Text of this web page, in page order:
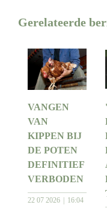
Gerelateerde
VANGEN
VAN
KIPPEN BIJ
DE POTEN
DEFINITIEF
VERBODEN
22 07 2026 16:04